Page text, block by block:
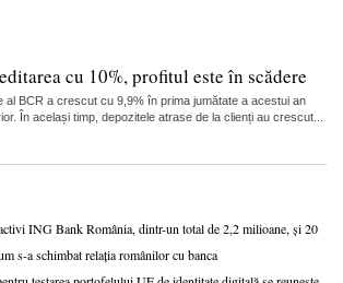
cu 10%, profitul este în scădere
al BCR a crescut cu 9,9% în prima jumătate a acestui an
În același timp, depozitele atrase de la clienți au crescut...
ING Bank România, dintr-un total de 2,2 milioane, și 20
s-a schimbat relația românilor cu banca